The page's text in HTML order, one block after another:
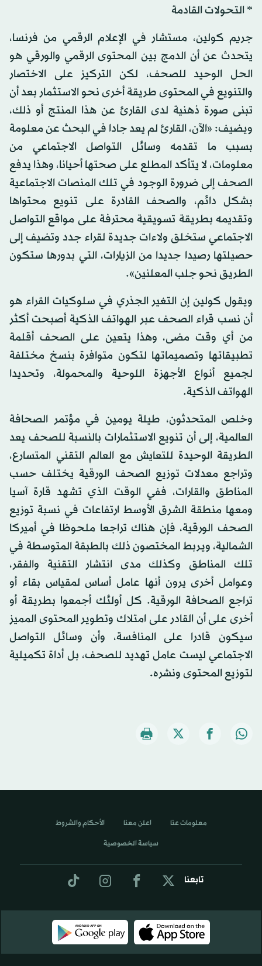
* التحولات القادمة
جريم كولين، مستشار في الإعلام الرقمي من فرنسا،
يتحدث عن أن الدمج بين المحتوى الرقمي والورقي هو
الحل الوحيد للصحف، لكن التركيز على الاختصار
والتنويع في المحتوى طريقة أخرى نحو الاستثمار بعد أن
تبنى صورة ذهنية لدى القارئ عن هذا المنتج أو ذلك،
ويضيف: «الآن، القارئ لم يعد جادا في البحث عن معلومة
بسبب ما تقدمه وسائل التواصل الاجتماعي من
معلومات، لا يتأكد المطلع على صحتها أحيانا، وهذا يدفع
الصحف إلى ضرورة الوجود في تلك المنصات الاجتماعية
بشكل دائم، والصحف القادرة على تنويع محتواها
وتقديمه بطريقة تسويقية محترفة على مواقع التواصل
الاجتماعي ستخلق ولاءات جديدة لقراء جدد وتضيف إلى
حصيلتها رصيدا جديدا من الزيارات، التي بدورها ستكون
الطريق نحو جلب المعلنين».
ويقول كولين إن التغير الجذري في سلوكيات القراء هو
أن نسب قراء الصحف عبر الهواتف الذكية أصبحت أكثر
من أي وقت مضى، وهذا يتعين على الصحف أقلمة
تطبيقاتها وتصميماتها لتكون متوافرة بنسخ مختلفة
لجميع أنواع الأجهزة اللوحية والمحمولة، وتحديدا
الهواتف الذكية.
وخلص المتحدثون، طيلة يومين في مؤتمر الصحافة
العالمية، إلى أن تنويع الاستثمارات بالنسبة للصحف يعد
الطريقة الوحيدة للتعايش مع العالم التقني المتسارع،
وتراجع معدلات توزيع الصحف الورقية يختلف حسب
المناطق والقارات، ففي الوقت الذي تشهد قارة آسيا
ومعها منطقة الشرق الأوسط ارتفاعات في نسبة توزيع
الصحف الورقية، فإن هناك تراجعا ملحوظا في أميركا
الشمالية، ويربط المختصون ذلك بالطبقة المتوسطة في
تلك المناطق وكذلك مدى انتشار التقنية والفقر،
وعوامل أخرى يرون أنها عامل أساس لمقياس بقاء أو
تراجع الصحافة الورقية. كل أولئك أجمعوا بطريقة أو
أخرى على أن القادر على امتلاك وتطوير المحتوى المميز
سيكون قادرا على المنافسة، وأن وسائل التواصل
الاجتماعي ليست عامل تهديد للصحف، بل أداة تكميلية
لتوزيع المحتوى ونشره.
تابعنا
معلومات عنا اعلن معنا الأحكام والشروط
سياسة الخصوصية